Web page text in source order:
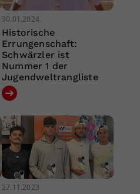
30.01.2024
Historische
Errungenschaft:
Schwärzler ist
Nummer 1 der
Jugendweltrangliste
27.11.2023